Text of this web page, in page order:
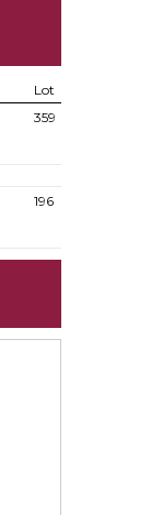
Lot
359
196